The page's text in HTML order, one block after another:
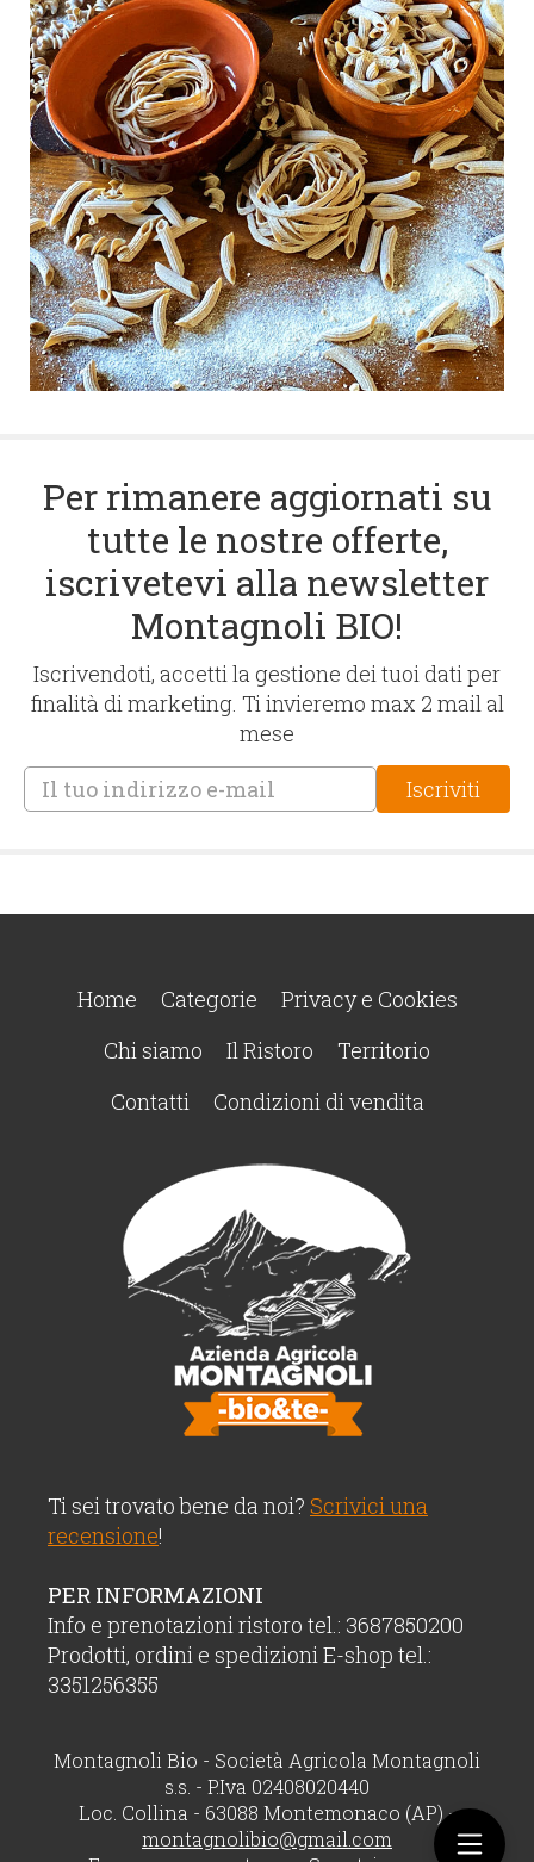
Per rimanere aggiornati su
tutte le nostre offerte,
iscrivetevi alla newsletter
Montagnoli BIO!
Iscrivendoti, accetti la gestione dei tuoi dati per
finalità di marketing. Ti invieremo max 2 mail al
mese
Home Categorie
Privacy e Cookies
Chi siamo
Il Ristoro
Territorio
Contatti
Condizioni di vendita
Ti sei trovato bene da noi? Scrivici una
recensione!
PER INFORMAZIONI
Info e prenotazioni ristoro tel.: 3687850200
Prodotti, ordini e spedizioni E-shop tel.:
3351256355
Montagnoli Bio - Società Agricola Montagnoli
s.s. - P.Iva 02408020440
Loc. Collina - 63088 Montemonaco (AP) -
montagnolibio@gmail.com